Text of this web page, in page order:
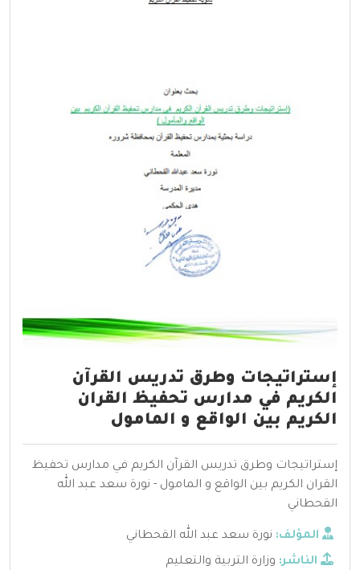
إستراتيجات وطرق تدريس القرآن
الكريم في مدارس تحفيظ القران
الكريم بين الواقع و المامول
إستراتيجات وطرق تدريس القرآن الكريم في مدارس تحفيظ
القران الكريم بين الواقع و المامول - نورة سعد عبد الله
القحطاني
المؤلف: نورة سعد عبد الله القحطاني
الناشر: وزارة التربية والتعليم